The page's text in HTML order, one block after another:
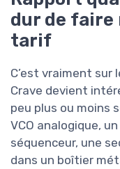
dur de faire
tarif
C’est vraiment sur
Crave devient
peu plus ou moins
VCO analogique,
séquenceur, une
dans un boîtier